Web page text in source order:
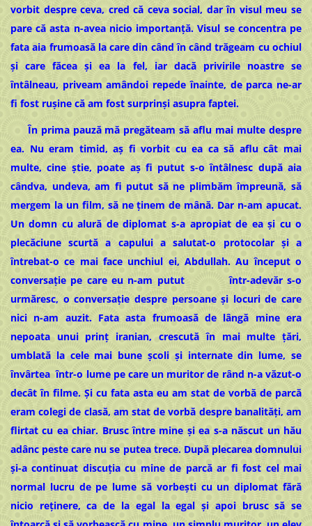
vorbit despre ceva, cred că ceva social, dar în visul meu se
pare că asta n-avea nicio importanță. Visul se concentra pe
fata aia frumoasă la care din când în când trăgeam cu ochiul
şi care făcea şi ea la fel, iar dacă privirile noastre se
întâlneau, priveam amândoi repede înainte, de parca ne-ar
fi fost ruşine că am fost surprinşi asupra faptei.
În prima pauză mă pregăteam să aflu mai multe despre
ea. Nu eram timid, aș fi vorbit cu ea ca să aflu cât mai
multe, cine ştie, poate aș fi putut s-o întâlnesc după aia
cândva, undeva, am fi putut să ne plimbăm împreună, să
mergem la un film, să ne ţinem de mână. Dar n-am apucat.
Un domn cu alură de diplomat s-a apropiat de ea şi cu o
plecăciune scurtă a capului a salutat-o protocolar şi a
întrebat-o ce mai face unchiul ei, Abdullah. Au început o
conversaţie pe care eu n-am putut într-adevăr s-o
urmăresc, o conversaţie despre persoane şi locuri de care
nici n-am auzit. Fata asta frumoasă de lângă mine era
nepoata unui prinț iranian, crescută în mai multe țări,
umblată la cele mai bune școli şi internate din lume, se
învârtea într-o lume pe care un muritor de rând n-a văzut-o
decât în filme. Și cu fata asta eu am stat de vorbă de parcă
eram colegi de clasă, am stat de vorbă despre banalităţi, am
flirtat cu ea chiar. Brusc între mine şi ea s-a născut un hău
adânc peste care nu se putea trece. După plecarea domnului
şi-a continuat discuţia cu mine de parcă ar fi fost cel mai
normal lucru de pe lume să vorbeşti cu un diplomat fără
nicio reţinere, ca de la egal la egal şi apoi brusc să se